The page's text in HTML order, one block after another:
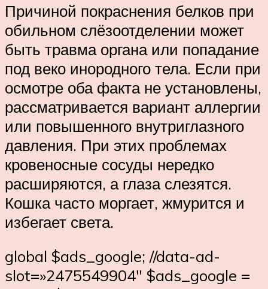
Причиной покраснения белков при
обильном слёзоотделении может
быть травма органа или попадание
под веко инородного тела. Если при
осмотре оба факта не установлены,
рассматривается вариант аллергии
или повышенного внутриглазного
давления. При этих проблемах
кровеносные сосуды нередко
расширяются, а глаза слезятся.
Кошка часто моргает, жмурится и
избегает света.
global $ads_google; //data-ad-
slot=»2475549904″ $ads_google =